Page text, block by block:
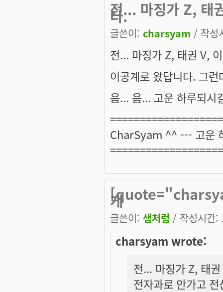
전... 마징가 Z, 태
다.
글쓴이: charsyam / 작성
전... 마징가 Z, 태권 V,
이공계로 왔답니다. 그
음... 음... 고운 하루되시
CharSyam ^^ --- 고운
게
글쓴이: 샘처럼 / 작성시간
charsyam wrote:
전... 마징가 Z, 태
전자과로 안가고